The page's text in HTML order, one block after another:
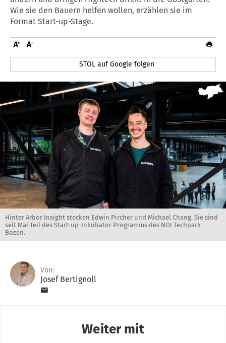
Wie sie den Bauern helfen wollen, erzählen sie im
Format Start-up-Stage.
STOL auf Google folgen
Hinter Arbor Insight stecken Edwin Pircher und Michael Chang. Sie sind
seit Mai Teil des Start-up-Inkubator Programms des NOI Techpark
Bozen.
Von:
Josef Bertignoll